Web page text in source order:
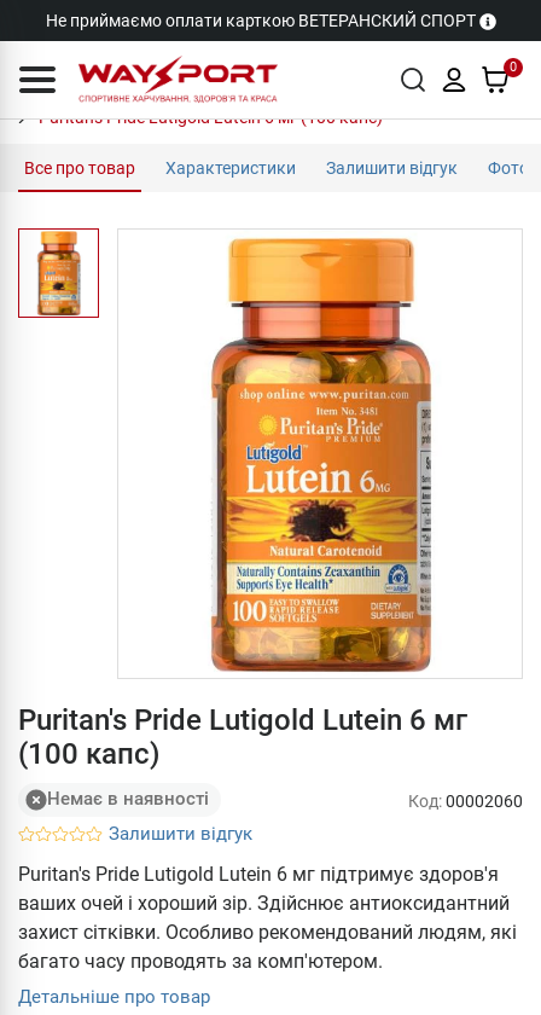
Не приймаємо оплати карткою ВЕТЕРАНСКИЙ СПОРТ
0
Puritan's Pride Lutigold Lutein 6 мг (100 капс)
Все про товар Характеристики Залишити відгук Фото
Puritan's Pride Lutigold Lutein 6 мг
(100 капс)
Немає в наявності
Залишити відгук
Код:00002060
Puritan's Pride Lutigold Lutein 6 мг підтримує здоров'я
ваших очей і хороший зір. Здійснює антиоксидантний
захист сітківки. Особливо рекомендований людям, які
багато часу проводять за комп'ютером.
Детальніше про товар